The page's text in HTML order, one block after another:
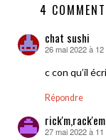
4
chat sushi
dit :
26 mai 2022 à
c con qu’il
Répondre
dit :
27 mai 2022 à